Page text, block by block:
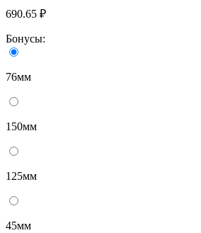
690.65 ₽
Бонусы:
76мм
150мм
125мм
45мм